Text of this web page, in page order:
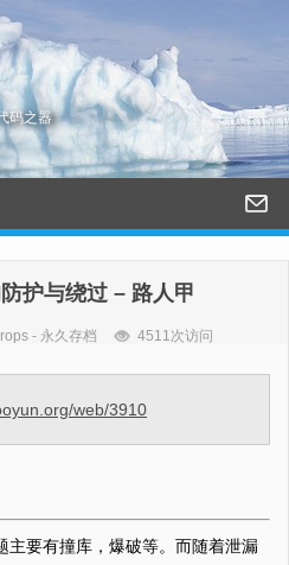
码之器
护与绕过 – 路人甲
- 永久存档 4511次访问
web/3910
主要有撞库，爆破等。而随着泄漏